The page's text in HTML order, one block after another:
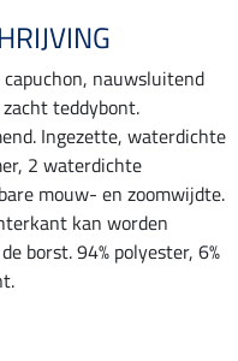
nauwsluitend
teddybont.
Ingezette, waterdichte
2 waterdichte
mouw- en zoomwijdte.
kan worden
borst. 94% polyester, 6%